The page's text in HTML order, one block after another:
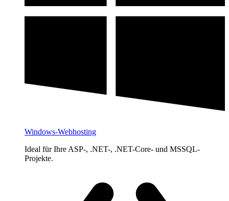
Windows-Webhosting
Ideal für Ihre ASP-, .NET-, .NET-Core- und MSSQL-
Projekte.